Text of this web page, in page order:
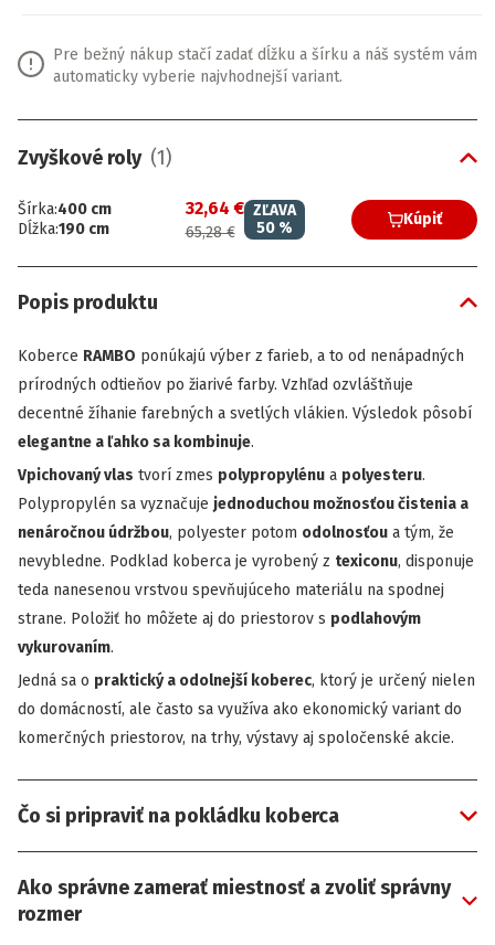
Pre bežný nákup stačí zadať dĺžku a šírku a náš systém vám
automaticky vyberie najvhodnejší variant.
Zvyškové roly (1)
Šírka:400 cm
Dĺžka:190 cm
32,64 €
65,28 €
ZĽAVA
50% Kúpiť
Popis produktu
Koberce RAMBO ponúkajú výber z farieb, a to od nenápadných
prírodných odtieňov po žiarivé farby. Vzhľad ozvláštňuje
decentné žíhanie farebných a svetlých vlákien. Výsledok pôsobí
elegantne a ľahko sa kombinuje.
Vpichovaný vlas tvorí zmes polypropylénu a polyesteru.
Polypropylén sa vyznačuje jednoduchou možnosťou čistenia a
nenáročnou údržbou, polyester potom odolnosťou a tým, že
nevybledne. Podklad koberca je vyrobený z texiconu, disponuje
teda nanesenou vrstvou spevňujúceho materiálu na spodnej
strane. Položiť ho môžete aj do priestorov s podlahovým
vykurovaním.
Jedná sa o praktický a odolnejší koberec, ktorý je určený nielen
do domácností, ale často sa využíva ako ekonomický variant do
komerčných priestorov, na trhy, výstavy aj spoločenské akcie.
Čo si pripraviť na pokládku koberca
Ako správne zamerať miestnosť a zvoliť správny
rozmer